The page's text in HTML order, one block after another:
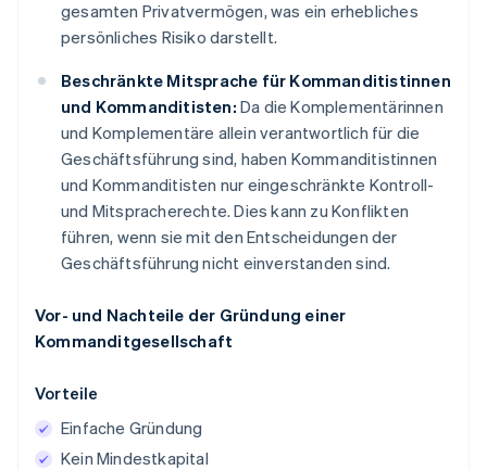
gesamten Privatvermögen, was ein erhebliches
persönliches Risiko darstellt.
Beschränkte Mitsprache für Kommanditistinnen
und Kommanditisten: Da die Komplementärinnen
und Komplementäre allein verantwortlich für die
Geschäftsführung sind, haben Kommanditistinnen
und Kommanditisten nur eingeschränkte Kontroll-
und Mitspracherechte. Dies kann zu Konflikten
führen, wenn sie mit den Entscheidungen der
Geschäftsführung nicht einverstanden sind.
Vor- und Nachteile der Gründung einer
Kommanditgesellschaft
Vorteile
Einfache Gründung
Kein Mindestkapital